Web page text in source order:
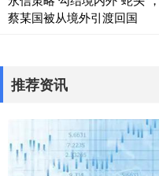
蔡某国被从境外引渡回国
推荐资讯